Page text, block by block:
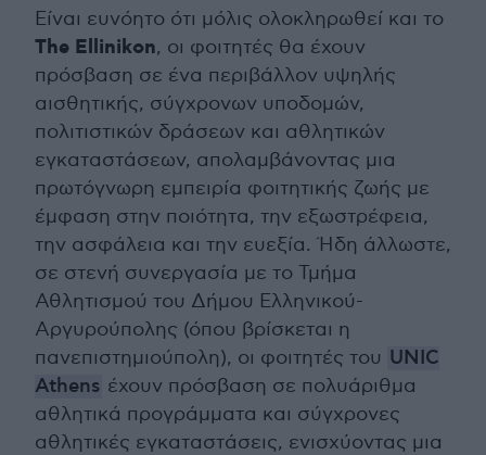
Είναι ευνόητο ότι μόλις ολοκληρωθεί και το
The Ellinikon, οι φοιτητές θα έχουν
πρόσβαση σε ένα περιβάλλον υψηλής
αισθητικής, σύγχρονων υποδομών,
πολιτιστικών δράσεων και αθλητικών
εγκαταστάσεων, απολαμβάνοντας μια
πρωτόγνωρη εμπειρία φοιτητικής ζωής με
έμφαση στην ποιότητα, την εξωστρέφεια,
την ασφάλεια και την ευεξία. Ήδη άλλωστε,
σε στενή συνεργασία με το Τμήμα
Αθλητισμού του Δήμου Ελληνικού-
Αργυρούπολης (όπου βρίσκεται η
πανεπιστημιούπολη), οι φοιτητές του UNIC
Athens έχουν πρόσβαση σε πολυάριθμα
αθλητικά προγράμματα και σύγχρονες
αθλητικές εγκαταστάσεις, ενισχύοντας μια